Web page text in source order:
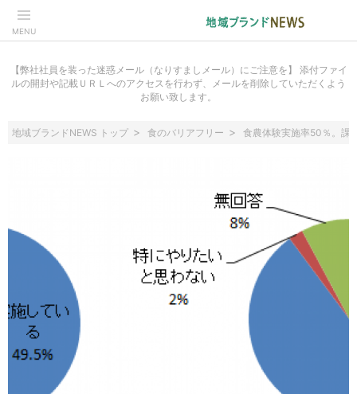
MENU
【弊社社員を装った迷惑メール（なりすましメール）にご注意を】 添付ファイ
ルの開封や記載ＵＲＬへのアクセスを行わず、メールを削除していただくよう
お願い致します。
地域ブランドNEWS トップ 食のバリアフリー 食農体験実施率50％。課